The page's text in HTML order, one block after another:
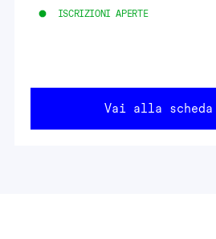
ISCRIZIONI APERTE
Vai alla scheda